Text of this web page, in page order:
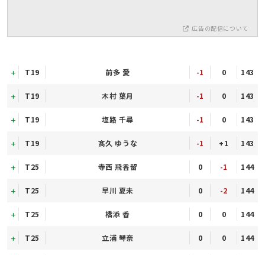
広告の配信について
T19 前多 愛 -1 0 143
T19 木村 葉月 -1 0 143
T19 塩路 千尋 -1 0 143
T19 髙久 ゆうな -1 +1 143
T25 寺西 飛香留 0 -1 144
T25 早川 夏未 0 -2 144
T25 橋添 香 0 0 144
T25 立浦 琴奈 0 0 144